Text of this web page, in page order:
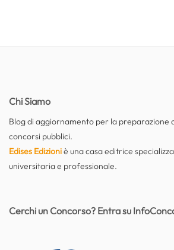
Chi Siamo
Blog di aggiornamento per la preparazione
concorsi pubblici.
Edises Edizioniè una casa editrice
universitaria e professionale.
Cerchi un Concorso? Entra su